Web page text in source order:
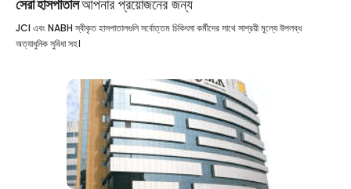
সেরা হাসপাতালআপনার প্রয়োজনের জন্য
JCI এবং NABH স্বীকৃত হাসপাতালগুলি সর্বোত্তম চিকিৎসা কর্মীদের সাথে সাশ্রয়ী মূল্যে উপলব্ধ
অত্যাধুনিক সুবিধা সহ।